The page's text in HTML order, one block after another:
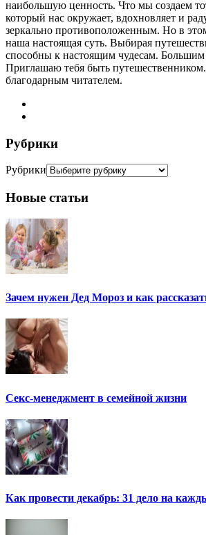
наибольшую ценность. Что мы создаем
который нас окружает, вдохновляет и
зеркально противоположенным. Но в
наша настоящая суть. Выбирая
способны к настоящим чудесам.
Приглашаю тебя быть
благодарным читателем.
Рубрики
Рубрики
Новые статьи
Зачем нужен Дед Мороз и как
Секс-менеджмент в семейной жизни
Как провести декабрь: 31 дело на